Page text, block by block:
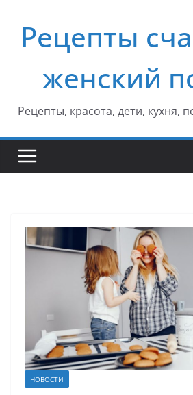
содержимому
Рецепты
женский
Рецепты, красота, дети, кухня,
НОВОСТИ